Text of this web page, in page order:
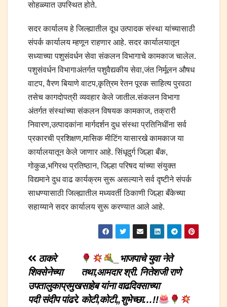
सोहळ्यात उपस्थित होते.
सदर कार्यालय हे जिल्ह्यातील दूध उत्पादक संस्था यांच्यासाठी
संपर्क कार्यालय म्हणून राहणार आहे. सदर कार्यालयातून
सध्याच्या पशुसंवर्धन सेवा संकलन विभागाचे कामकाज चालेल.
पशुसंवर्धन विभागाअंतर्गत पशुवैद्यकीय सेवा,जंत निर्मूलन औषध
वाटप, वैरण बियाणे वाटप,कृत्रिम रेतन पूरक साहित्य पुरवठा
तसेच कागदोपत्री व्यवहार केले जातील.संकलन विभागा
अंतर्गत संस्थांच्या संकलन विषयक कामकाज, तक्रारी
निवारण,उत्पादकांना मार्गदर्शन दुध संस्था प्रतिनिधींना सर्व
प्रकारची प्रशिक्षण,मासिक मीटिंग यासारखे कामकाज या
कार्यालयातून केले जाणार आहे. सिंधूदुर्ग जिल्हा बँक,
गोकुळ,भगिरथ प्रतिष्ठान, जिल्हा परिषद यांच्या संयुक्त
विद्यमाने दुध वाढ कार्यक्रम सुरू असल्याने सर्व दृष्टीने संपर्क
साधण्यासाठी जिल्ह्यातील मध्यवर्ती ठिकाणी जिल्हा बँकेच्या
सहाय्याने सदर कार्यालय सुरू करण्यात आले आहे.
Post
navigation
_भाजपाचे युवा नेते
तथा,आमदार श्री. नितेशजी राणे
साहेब यांना वाढदिवसाच्या
कोटी,कोटी,,शुभेच्छा…!!
ठाकरे
शिवसेनेच्या
उपतालुकाप्रमुख
पदी संदीप पांढरे.